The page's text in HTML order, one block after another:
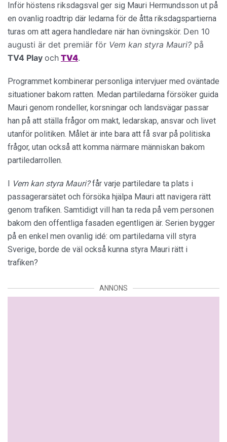
Inför höstens riksdagsval ger sig Mauri Hermundsson ut på
en ovanlig roadtrip där ledarna för de åtta riksdagspartierna
turas om att agera handledare när han övningskör. Den 10
augusti är det premiär för Vem kan styra Mauri? på
TV4 Play och TV4.
Programmet kombinerar personliga intervjuer med oväntade
situationer bakom ratten. Medan partiledarna försöker guida
Mauri genom rondeller, korsningar och landsvägar passar
han på att ställa frågor om makt, ledarskap, ansvar och livet
utanför politiken. Målet är inte bara att få svar på politiska
frågor, utan också att komma närmare människan bakom
partiledarrollen.
Vem kan styra Mauri?får varje partiledare ta plats i
passagerarsätet och försöka hjälpa Mauri att navigera rätt
genom trafiken. Samtidigt vill han ta reda på vem personen
bakom den offentliga fasaden egentligen är. Serien bygger
på en enkel men ovanlig idé: om partiledarna vill styra
Sverige, borde de väl också kunna styra Mauri rätt i
trafiken?
ANNONS